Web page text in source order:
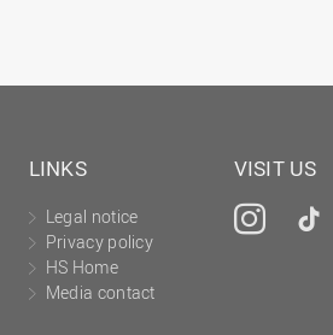
LINKS
Legal notice
Privacy policy
HS Home
Media contact
VISIT US